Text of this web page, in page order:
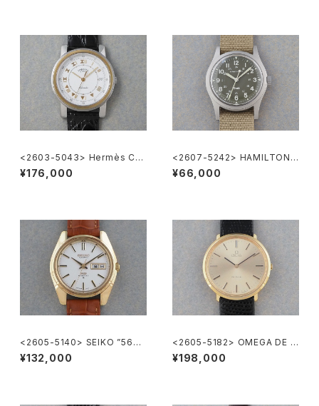
<2603-5043> Hermès Car
rick
¥176,000
<2607-5242> HAMILTON
Khaki Nature
¥66,000
<2605-5140> SEIKO ”56K
S" KING SEIKO
¥132,000
<2605-5182> OMEGA DE V
ILLE
¥198,000